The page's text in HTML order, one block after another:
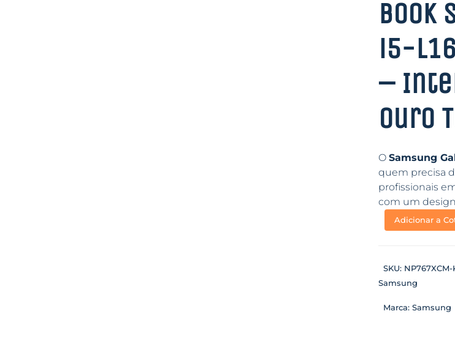
Book
i5-
–
Ouro
O Samsung
quem precisa
profissionais
com um
Adicionar a
SKU:
Samsung
Marca: Samsung